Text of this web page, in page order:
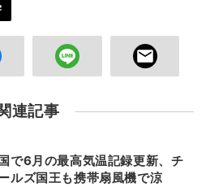
連記事
で6月の最高気温記録更新、チ
ルズ国王も携帯扇風機で涼